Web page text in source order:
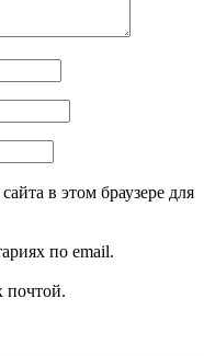
в этом браузере для
по email.
почтой.